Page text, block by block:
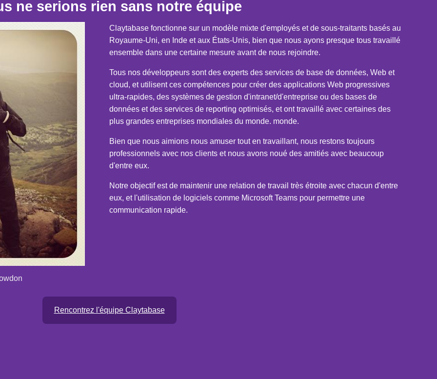
ne serions rien sans notre équipe
Claytabase fonctionne sur un modèle mixte d'employés et de sous-traitants basés au
Royaume-Uni, en Inde et aux États-Unis, bien que nous ayons presque tous travaillé
ensemble dans une certaine mesure avant de nous rejoindre.
Tous nos développeurs sont des experts des services de base de données, Web et
cloud, et utilisent ces compétences pour créer des applications Web progressives
ultra-rapides, des systèmes de gestion d'intranet/d'entreprise ou des bases de
données et des services de reporting optimisés, et ont travaillé avec certaines des
plus grandes entreprises mondiales du monde. monde.
Bien que nous aimions nous amuser tout en travaillant, nous restons toujours
professionnels avec nos clients et nous avons noué des amitiés avec beaucoup
d'entre eux.
Notre objectif est de maintenir une relation de travail très étroite avec chacun d'entre
eux, et l'utilisation de logiciels comme Microsoft Teams pour permettre une
communication rapide.
Rencontrez l'équipe Claytabase